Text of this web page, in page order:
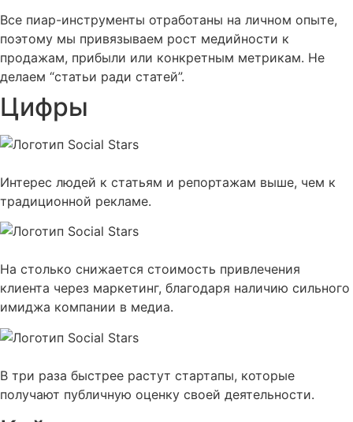
Все пиар-инструменты отработаны на личном опыте,
поэтому мы привязываем рост медийности к
продажам, прибыли или конкретным метрикам. Не
делаем “статьи ради статей”.
Цифры
Интерес людей к статьям и репортажам выше, чем к
традиционной рекламе.
На столько снижается стоимость привлечения
клиента через маркетинг, благодаря наличию сильного
имиджа компании в медиа.
В три раза быстрее растут стартапы, которые
получают публичную оценку своей деятельности.